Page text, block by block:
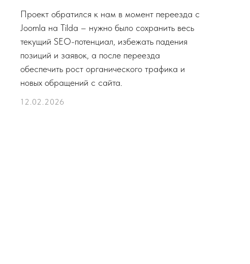
Проект обратился к нам в момент переезда с
Joomla на Tilda – нужно было сохранить весь
текущий SEO-потенциал, избежать падения
позиций и заявок, а после переезда
обеспечить рост органического трафика и
новых обращений с сайта.
12.02.2026